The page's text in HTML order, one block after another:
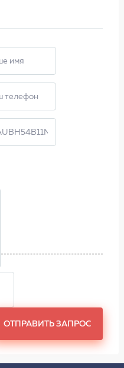
ОТПРАВИТЬ ЗАПРОС